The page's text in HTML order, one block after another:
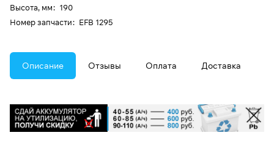
Высота, мм: 190
Номер запчасти: EFB 1295
Описание Отзывы Оплата Доставка